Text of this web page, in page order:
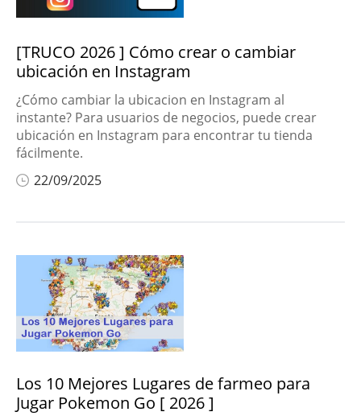
[TRUCO 2026 ] Cómo crear o cambiar
ubicación en Instagram
¿Cómo cambiar la ubicacion en Instagram al
instante? Para usuarios de negocios, puede crear
ubicación en Instagram para encontrar tu tienda
fácilmente.
22/09/2025
Los 10 Mejores Lugares de farmeo para
Jugar Pokemon Go [ 2026 ]